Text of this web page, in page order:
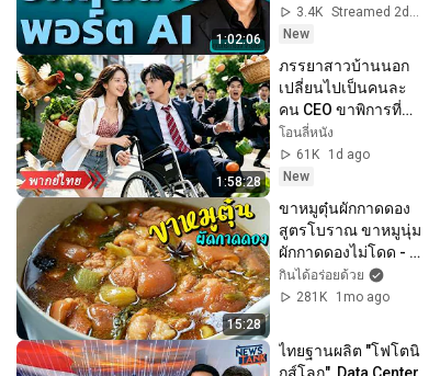
1:02:06
3.4K
Streamed 2d ago
New
1:58:28
ภรรยาสาวบ้านนอก
เปลี่ยนไปเป็นคนละ
คน CEO ขาพิการที่
เคยอยากหย่า กลับ
ตกหลุมรักเธอ!
โอนลี่หนัง
61K
1d ago
New
15:28
ขาหมูตุ๋นผักกาดดอง
สูตรโบราณ ขาหมูนุ่ม
ผักกาดดองไม่โดด -
Stewed Pork Leg l
กินได้อร่อยด้วย
กินได้อร่อยด้วย
281K
1mo ago
ไทยฐานผลิต "โฟโตนิ